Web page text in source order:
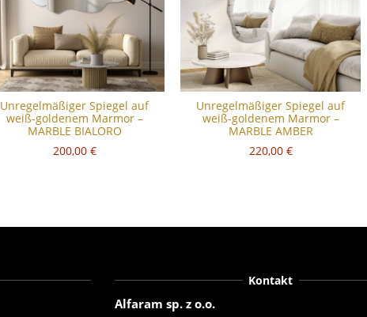
Unregelmäßiger Spiegel auf
weiß-goldenem Marmor –
MARBLE BIALORO
200,00 €
Unregelmäßiger Spiegel auf
weiß-goldenem Marmor –
MARBLE AMBER
220,00 €
Kontakt
Alfaram sp. z o.o.